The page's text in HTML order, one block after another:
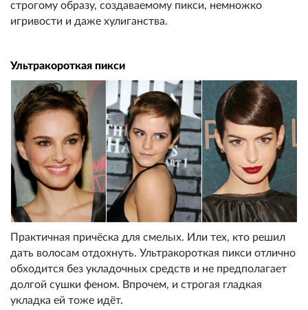
строгому образу, создаваемому пикси, немножко
игривости и даже хулиганства.
Ультракороткая пикси
Практичная причёска для смелых. Или тех, кто решил
дать волосам отдохнуть. Ультракороткая пикси отлично
обходится без укладочных средств и не предполагает
долгой сушки феном. Впрочем, и строгая гладкая
укладка ей тоже идёт.